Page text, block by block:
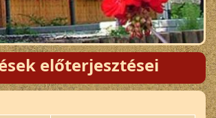
előterjesztései